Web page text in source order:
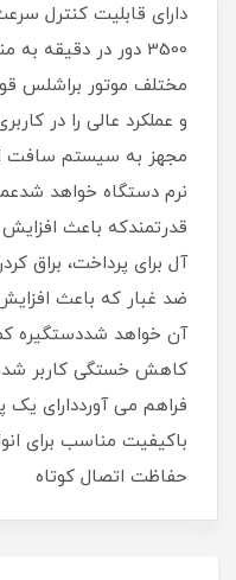
3500 دور در دقیقه
مختلف موتور براشلس
و عملکرد عالی را در
مجهز به سیستم سافت
نرم دستگاه خواهد
قدرتمندکه باعث
آل برای پرداخت، براق
ضد غبار که باعث
کاهش خستگی کاربر شده و
فراهم می آورددارای
باکیفیت مناسب برای
حفاظت اتصال کوتاه